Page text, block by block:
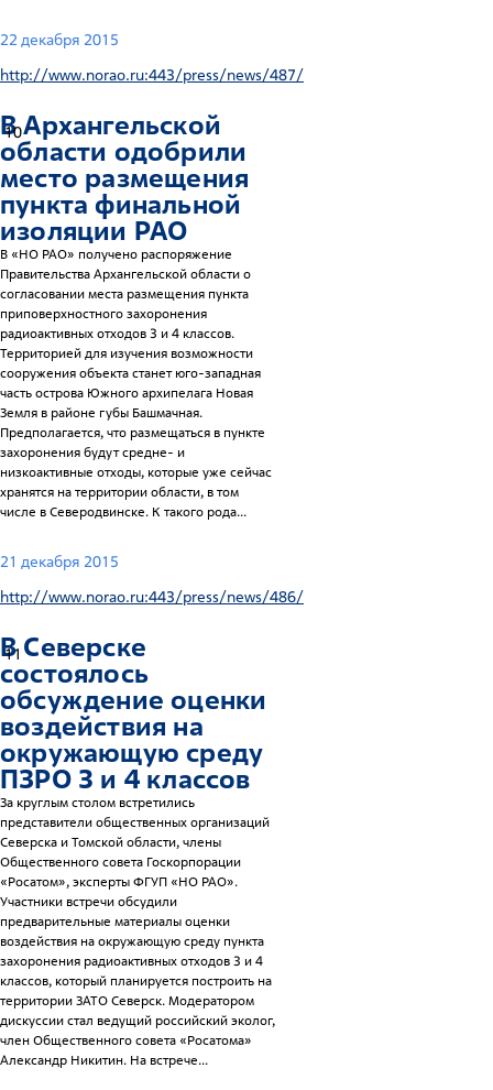
22 декабря 2015
http://www.norao.ru:443/press/news/487/
10
В Архангельской
области одобрили
место размещения
пункта финальной
изоляции РАО
В «НО РАО» получено распоряжение
Правительства Архангельской области о
согласовании места размещения пункта
приповерхностного захоронения
радиоактивных отходов 3 и 4 классов.
Территорией для изучения возможности
сооружения объекта станет юго-западная
часть острова Южного архипелага Новая
Земля в районе губы Башмачная.
Предполагается, что размещаться в пункте
захоронения будут средне- и
низкоактивные отходы, которые уже сейчас
хранятся на территории области, в том
числе в Северодвинске. К такого рода...
21 декабря 2015
http://www.norao.ru:443/press/news/486/
11
В Северске
состоялось
обсуждение оценки
воздействия на
окружающую среду
ПЗРО 3 и 4 классов
За круглым столом встретились
представители общественных организаций
Северска и Томской области, члены
Общественного совета Госкорпорации
«Росатом», эксперты ФГУП «НО РАО».
Участники встречи обсудили
предварительные материалы оценки
воздействия на окружающую среду пункта
захоронения радиоактивных отходов 3 и 4
классов, который планируется построить на
территории ЗАТО Северск. Модератором
дискуссии стал ведущий российский эколог,
член Общественного совета «Росатома»
Александр Никитин. На встрече...